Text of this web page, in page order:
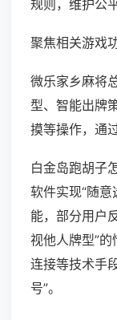
规则，维护公
聚焦相关游戏
微乐家乡麻将
型、智能出牌
摸等操作，通
白金岛跑胡子
软件实现“随意
能，部分用户
视他人牌型”
连接等技术手
号”。